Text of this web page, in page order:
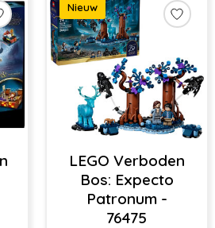
Nieuw
LEGO Verboden
Bos: Expecto
Patronum -
76475